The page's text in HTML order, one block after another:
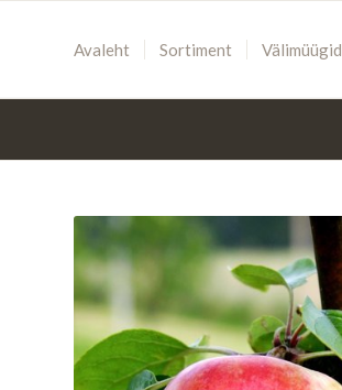
Avaleht Sortiment Välimüügid